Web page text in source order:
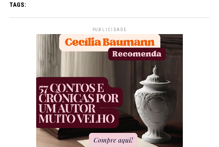
TAGS:
PUBLICIDADE